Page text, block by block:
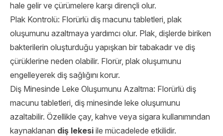
hale gelir ve çürümelere karşı dirençli olur.
Plak Kontrolü: Florürlü diş macunu tabletleri, plak
oluşumunu azaltmaya yardımcı olur. Plak, dişlerde biriken
bakterilerin oluşturduğu yapışkan bir tabakadır ve diş
çürüklerine neden olabilir. Florür, plak oluşumunu
engelleyerek diş sağlığını korur.
Diş Minesinde Leke Oluşumunu Azaltma: Florürlü diş
macunu tabletleri, diş minesinde leke oluşumunu
azaltabilir. Özellikle çay, kahve veya sigara kullanımından
kaynaklanan diş lekesi ile mücadelede etkilidir.